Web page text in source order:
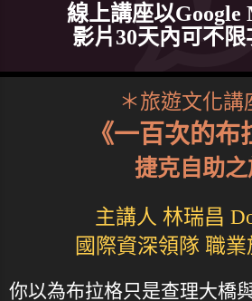
線上講座以Google
影片30天內可不
＊旅遊文化講
《一百次的布
捷克自助
主講人 林瑞昌
國際資深領隊 職
你以為布拉格只是查理大橋